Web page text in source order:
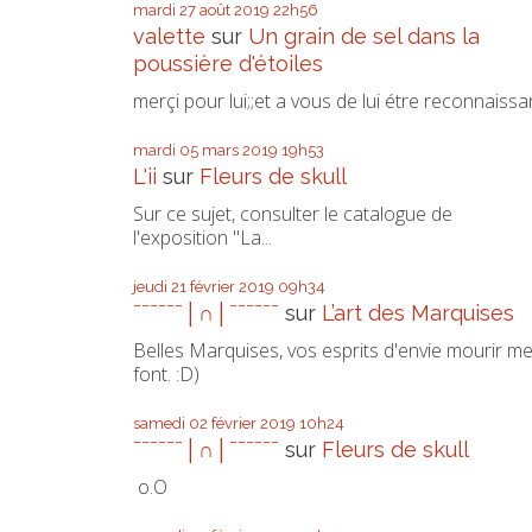
mardi 27 août 2019 22h56
valette sur Un grain de sel dans la
poussière d'étoiles
merçi pour lui;;et a vous de lui étre
mardi 05 mars 2019 19h53
L'ii sur Fleurs de skull
Sur ce sujet, consulter le catalogue de
l'exposition "La...
jeudi 21 février 2019 09h34
ˉˉˉˉˉˉ│∩│ˉˉˉˉˉˉ sur L’art des Marquises
Belles Marquises, vos esprits d'envie mourir me
font. :D)
samedi 02 février 2019 10h24
ˉˉˉˉˉˉ│∩│ˉˉˉˉˉˉ sur Fleurs de skull
o.O